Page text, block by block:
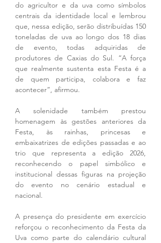
do agricultor e da uva como símbolos
centrais da identidade local e lembrou
que, nessa edição, serão distribuídas 150
toneladas de uva ao longo dos 18 dias
de evento, todas adquiridas de
produtores de Caxias do Sul. “A força
que realmente sustenta esta Festa é a
de quem participa, colabora e faz
acontecer”, afirmou.
A solenidade também prestou
homenagem às gestões anteriores da
Festa, às rainhas, princesas e
embaixatrizes de edições passadas e ao
trio que representa a edição 2026,
reconhecendo o papel simbólico e
institucional dessas figuras na projeção
do evento no cenário estadual e
nacional.
A presença do presidente em exercício
reforçou o reconhecimento da Festa da
Uva como parte do calendário cultural